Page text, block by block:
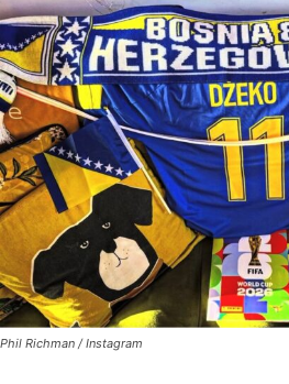
Phil Richman / Instagram